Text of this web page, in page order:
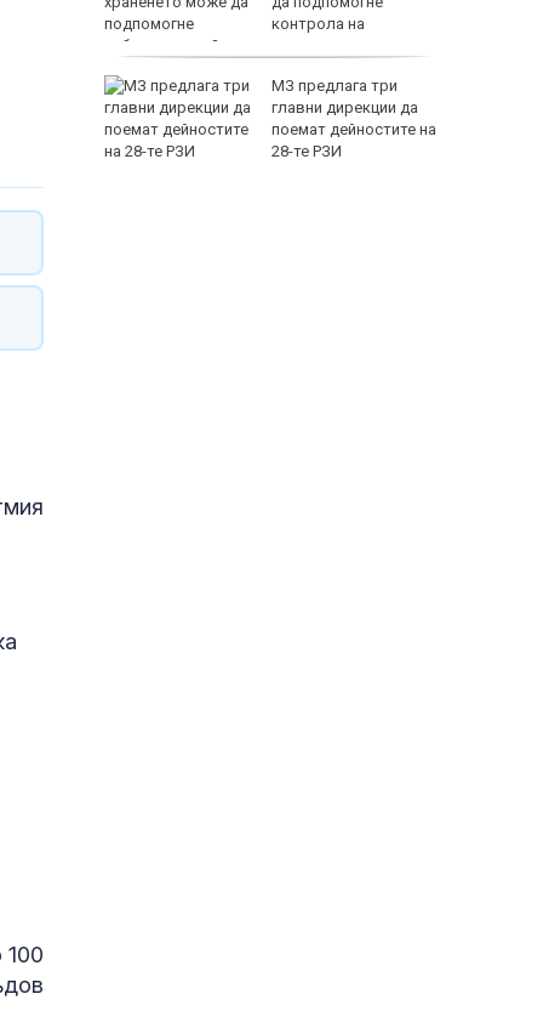
100
контрола на
заболяването?
МЗ предлага три
главни дирекции да
поемат дейностите на
28-те РЗИ